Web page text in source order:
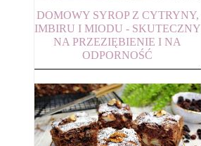
DOMOWY SYROP Z CYTRYNY,
IMBIRU I MIODU - SKUTECZNY
NA PRZEZIĘBIENIE I NA
ODPORNOŚĆ